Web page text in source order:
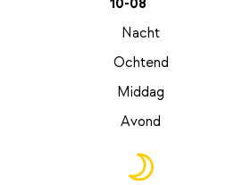
10-08
Nacht
Ochtend
Middag
Avond